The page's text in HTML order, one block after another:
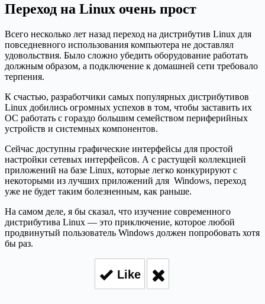
Переход на Linux очень прост
Всего несколько лет назад переход на дистрибутив Linux для
повседневного использования компьютера не доставлял
удовольствия. Было сложно убедить оборудование работать
должным образом, а подключение к домашней сети требовало
терпения.
К счастью, разработчики самых популярных дистрибутивов
Linux добились огромных успехов в том, чтобы заставить их
ОС работать с гораздо большим семейством периферийных
устройств и системных компонентов.
Сейчас доступны графические интерфейсы для простой
настройки сетевых интерфейсов. А с растущей коллекцией
приложений на базе Linux, которые легко конкурируют с
некоторыми из лучших приложений для Windows, переход
уже не будет таким болезненным, как раньше.
На самом деле, я бы сказал, что изучение современного
дистрибутива Linux — это приключение, которое любой
продвинутый пользователь Windows должен попробовать хотя
бы раз.
Like